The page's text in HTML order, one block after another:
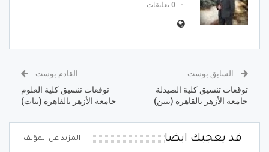
0 تعليقات
السابق بوست
توقعات تنسيق كلية الصيدلة
جامعة الأزهر بالقاهرة (بنين)
القادم بوست
توقعات تنسيق كلية العلوم
جامعة الأزهر بالقاهرة (بنات)
قد يعجبك ايضا المزيد عن المؤلف